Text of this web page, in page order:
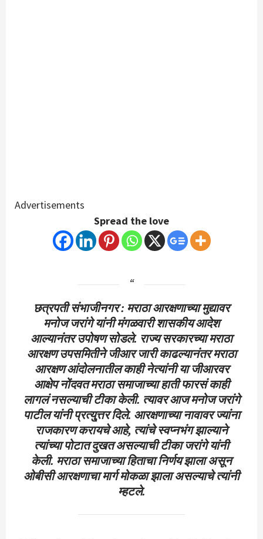
Advertisements
Spread the love
छत्रपती संभाजीनगर : मराठा आरक्षणाच्या मुद्यावर
मनोज जरांगे यांनी मंगळवारी शासकीय आदेश
आल्यानंतर उपोषण सोडले. राज्य सरकारच्या मराठा
आरक्षण उपसमितीने जीआर जारी काढल्यानंतर मराठा
आरक्षण आंदोलनातील काही नेत्यांनी या जीआरवर
आक्षेप नोंदवत मराठा समाजाच्या हाती फारसं काही
लागलं नसल्याची टीका केली. त्यावर आज मनोज जरांगे
पाटील यांनी प्रत्यु्त्तर दिले. आरक्षणाच्या नावावर ज्यांना
राजकारण करायचे आहे, त्यांचे स्वप्नभंग झाल्याने
त्यांच्या पोटात दुखत असल्याची टीका जरांगे यांनी
केली. मराठा समाजाच्या हिताचा निर्णय झाला असून
ओबीसी आरक्षणाचा मार्ग मोकळा झाला असल्याचे त्यांनी
म्हटले.